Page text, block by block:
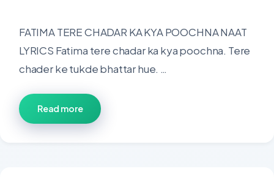
FATIMA TERE CHADAR KA KYA POOCHNA NAAT
LYRICS Fatima tere chadar ka kya poochna. Tere
chader ke tukde bhattar hue. …
Read more